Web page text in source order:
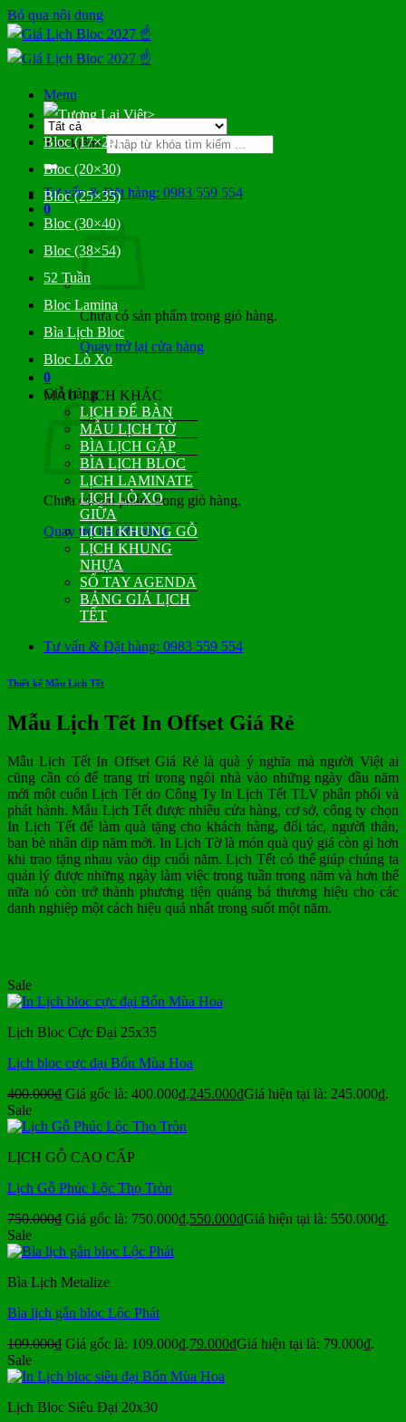
Bỏ qua nội dung
Menu
Tìm kiếm:
Tư vấn & Đặt hàng: 0983 559 554
0
Chưa có sản phẩm trong giỏ hàng.
Quay trở lại cửa hàng
0
Giỏ hàng
Chưa có sản phẩm trong giỏ hàng.
Quay trở lại cửa hàng
>
Bloc (17×24)
Bloc (20×30)
Bloc (25×35)
Bloc (30×40)
Bloc (38×54)
52 Tuần
Bloc Lamina
Bìa Lịch Bloc
Bloc Lò Xo
MẪU LỊCH KHÁC
LỊCH ĐỂ BÀN
MẪU LỊCH TỜ
BÌA LỊCH GẬP
BÌA LỊCH BLOC
LỊCH LAMINATE
LỊCH LÒ XO
GIỮA
LỊCH KHUNG GỖ
LỊCH KHUNG
NHỰA
SỔ TAY AGENDA
BẢNG GIÁ LỊCH
TẾT
Tư vấn & Đặt hàng: 0983 559 554
Thiết kế Mẫu Lịch Tết
Mẫu Lịch Tết In Offset Giá Rẻ
Mẫu Lịch Tết In Offset Giá Rẻ là quà ý nghĩa mà người Việt ai
cũng cần có để trang trí trong ngôi nhà vào những ngày đầu năm
mới một cuốn Lịch Tết do Công Ty In Lịch Tết TLV phân phối và
phát hành. Mẫu Lịch Tết được nhiều cửa hàng, cơ sở, công ty chọn
In Lịch Tết để làm quà tặng cho khách hàng, đối tác, người thân,
bạn bè nhân dịp năm mới. In Lịch Tờ là món quà quý giá còn gì hơn
khi trao tặng nhau vào dịp cuối năm. Lịch Tết có thể giúp chúng ta
quản lý được những ngày làm việc trong tuần trong năm và hơn thế
nữa nó còn trở thành phương tiện quảng bá thương hiệu cho các
danh nghiệp một cách hiệu quả nhất trong suốt một năm.
Sale
Lịch Bloc Cực Đại 25x35
Lịch bloc cực đại Bốn Mùa Hoa
400.000₫ Giá gốc là: 400.000₫.245.000₫Giá hiện tại là: 245.000₫.
Sale
LỊCH GỖ CAO CẤP
Lịch Gỗ Phúc Lộc Thọ Tròn
750.000₫ Giá gốc là: 750.000₫.550.000₫Giá hiện tại là: 550.000₫.
Sale
Bìa Lịch Metalize
Bìa lịch gắn bloc Lộc Phát
109.000₫ Giá gốc là: 109.000₫.79.000₫Giá hiện tại là: 79.000₫.
Sale
Lịch Bloc Siêu Đại 20x30